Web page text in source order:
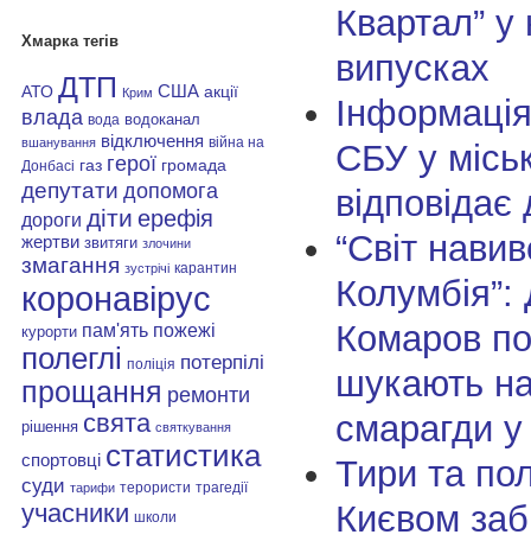
Хмарка тегів
АТО ДТП Крим США акції
влада вода водоканал
вшанування відключення війна на
Донбасі газ герої громада
депутати допомога
дороги діти ерефія
жертви звитяги злочини
змагання зустрічі карантин
коронавірус
курорти пам'ять пожежі
полеглі поліція потерпілі
прощання ремонти
рішення свята святкування
спортовці статистика
суди тарифи терористи трагедії
учасники школи
Квартал” у
випусках
СБУ у
відповідає
“Світ
Комаров
шукають
смарагди у
Тири та
Києвом